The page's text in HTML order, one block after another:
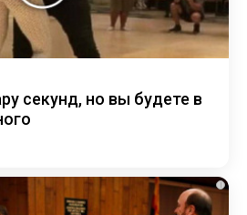
секунд, но вы будете в
i